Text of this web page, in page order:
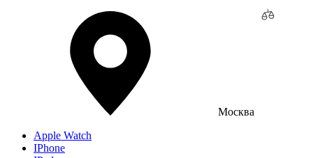
Москва
Apple Watch
IPhone